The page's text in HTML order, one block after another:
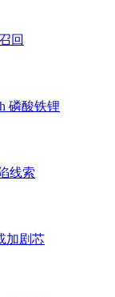
回
磷酸铁锂
线索
加剧芯